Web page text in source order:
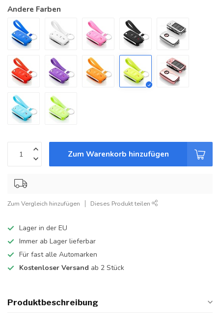
Andere Farben
Zum Warenkorb hinzufügen
Zum Vergleich hinzufügen Dieses Produkt teilen
Lager in der EU
Immer ab Lager lieferbar
Für fast alle Automarken
Kostenloser Versand ab 2 Stück
Produktbeschreibung